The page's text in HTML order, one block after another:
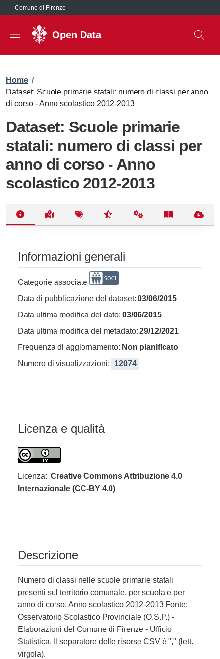
Salta al contenuto principale
Comune di Firenze
Open Data
Briciole di pane
Home /
Dataset: Scuole primarie statali: numero di classi per anno
di corso - Anno scolastico 2012-2013
Dataset: Scuole primarie
statali: numero di classi per
anno di corso - Anno
scolastico 2012-2013
Informazioni generali
Categorie associate
Data di pubblicazione del dataset: 03/06/2015
Data ultima modifica del dato: 03/06/2015
Data ultima modifica del metadato: 29/12/2021
Frequenza di aggiornamento: Non pianificato
Numero di visualizzazioni:
12074
Licenza e qualità
Licenza: Creative Commons Attribuzione 4.0
Internazionale (CC-BY 4.0)
Descrizione
Numero di classi nelle scuole primarie statali
presenti sul territorio comunale, per scuola e per
anno di corso. Anno scolastico 2012-2013 Fonte:
Osservatorio Scolastico Provinciale (O.S.P.) -
Elaborazioni del Comune di Firenze - Ufficio
Statistica. Il separatore delle risorse CSV è "," (lett.
virgola).